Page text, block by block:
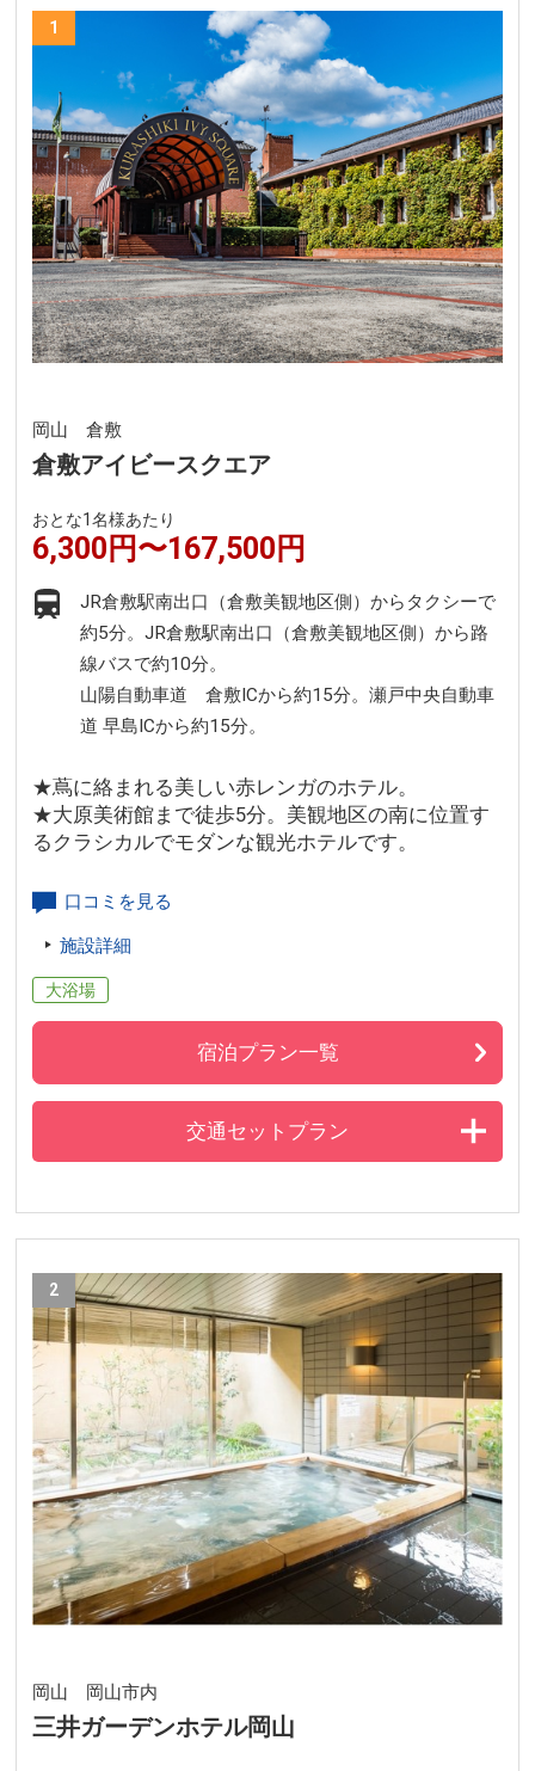
1
岡山 倉敷
倉敷アイビースクエア
おとな1名様あたり
6,300円〜167,500円
JR倉敷駅南出口（倉敷美観地区側）からタクシーで
約5分。JR倉敷駅南出口（倉敷美観地区側）から路
線バスで約10分。
山陽自動車道 倉敷ICから約15分。瀬戸中央自動車
道 早島ICから約15分。
★蔦に絡まれる美しい赤レンガのホテル。
★大原美術館まで徒歩5分。美観地区の南に位置す
るクラシカルでモダンな観光ホテルです。
口コミを見る
施設詳細
大浴場
宿泊プラン一覧
交通セットプラン
2
岡山 岡山市内
三井ガーデンホテル岡山